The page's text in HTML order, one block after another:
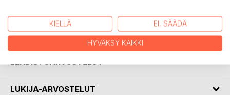
KIRJAILIJA
LUKIJA-ARVOSTELUT
KIELLÄ EI, SÄÄDÄ
HYVÄKSY KAIKKI